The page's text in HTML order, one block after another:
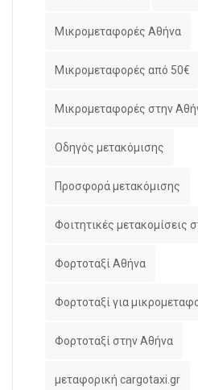
Μικρομεταφορές Αθήνα
Μικρομεταφορές από 50€
Μικρομεταφορές στην
Οδηγός μετακόμισης
Προσφορά μετακόμισης
Φοιτητικές μετακομίσεις
Φορτοταξί Αθήνα
Φορτοταξί για
Φορτοταξί στην Αθήνα
μεταφορική cargotaxi.gr